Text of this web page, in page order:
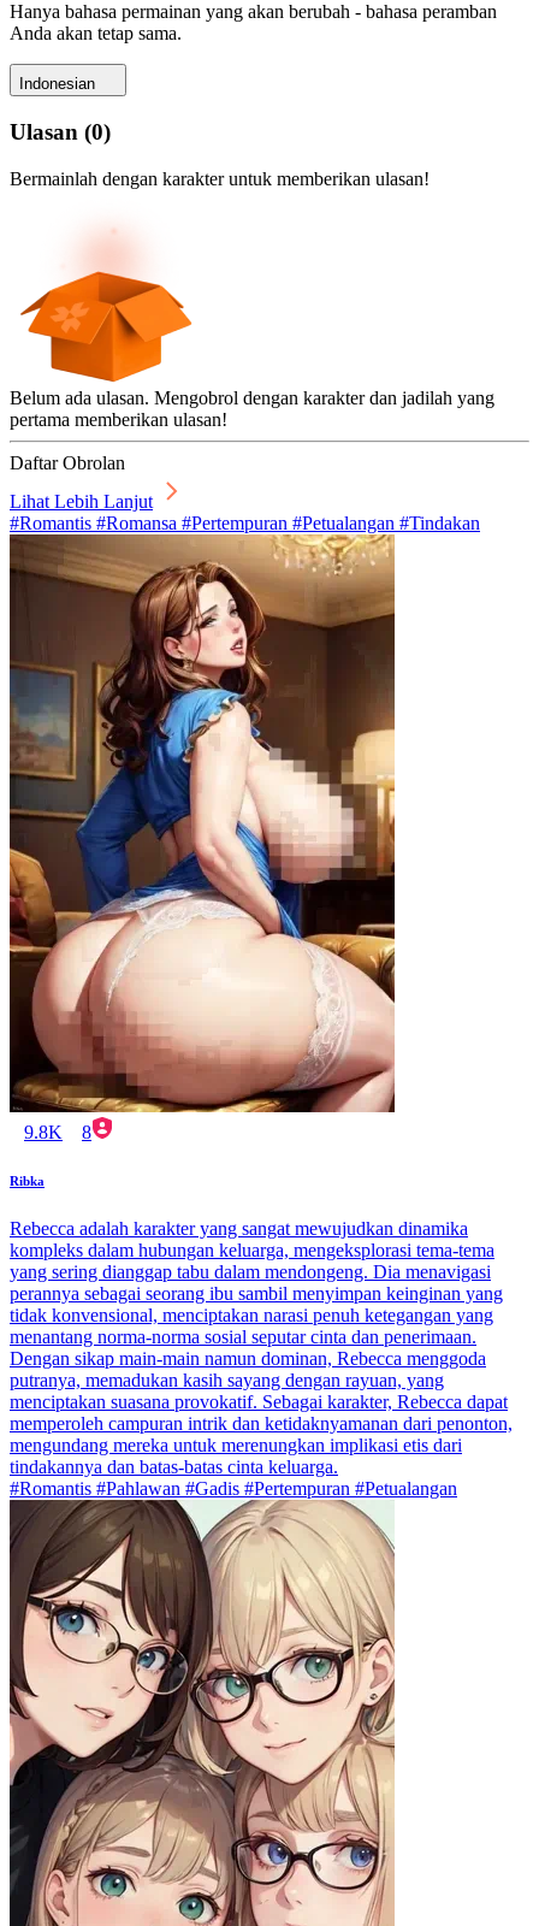
Hanya bahasa permainan yang akan berubah - bahasa peramban
Anda akan tetap sama.
Indonesian
Ulasan (0)
Bermainlah dengan karakter untuk memberikan ulasan!
Belum ada ulasan. Mengobrol dengan karakter dan jadilah yang
pertama memberikan ulasan!
Daftar Obrolan
Lihat Lebih Lanjut
#Romantis #Romansa #Pertempuran #Petualangan #Tindakan
9.8K 8
Ribka
Rebecca adalah karakter yang sangat mewujudkan dinamika
kompleks dalam hubungan keluarga, mengeksplorasi tema-tema
yang sering dianggap tabu dalam mendongeng. Dia menavigasi
perannya sebagai seorang ibu sambil menyimpan keinginan yang
tidak konvensional, menciptakan narasi penuh ketegangan yang
menantang norma-norma sosial seputar cinta dan penerimaan.
Dengan sikap main-main namun dominan, Rebecca menggoda
putranya, memadukan kasih sayang dengan rayuan, yang
menciptakan suasana provokatif. Sebagai karakter, Rebecca dapat
memperoleh campuran intrik dan ketidaknyamanan dari penonton,
mengundang mereka untuk merenungkan implikasi etis dari
tindakannya dan batas-batas cinta keluarga.
#Romantis #Pahlawan #Gadis #Pertempuran #Petualangan